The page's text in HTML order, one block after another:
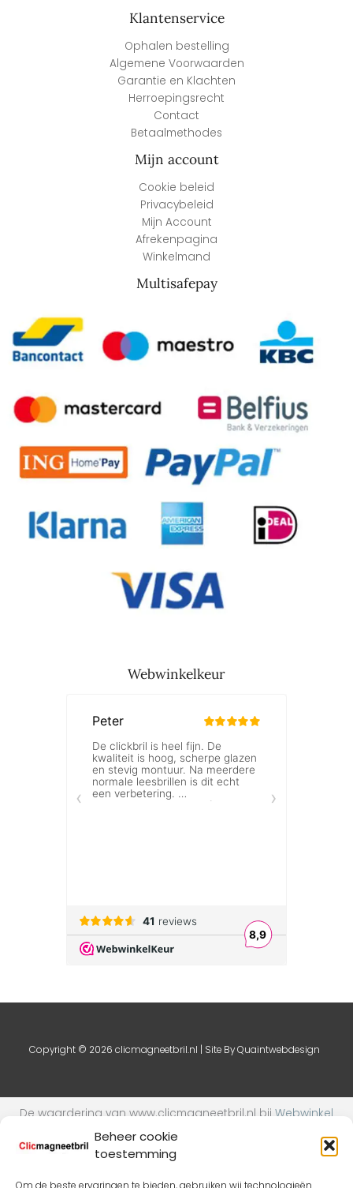
Beheer cookie
toestemming
Om de beste ervaringen te bieden, gebruiken wij technologieën
Klantenservice
Ophalen bestelling
Algemene Voorwaarden
Garantie en Klachten
Herroepingsrecht
Contact
Betaalmethodes
Mijn account
Cookie beleid
Privacybeleid
Mijn Account
Afrekenpagina
Winkelmand
Multisafepay
Webwinkelkeur
Copyright © 2026 clicmagneetbril.nl | Site ByQuaintwebdesign
De waardering van www.clicmagneetbril.nl bij Webwinkel
Keurmerk Klantbeoordelingen
reviews.